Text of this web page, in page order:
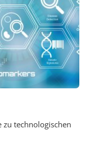
technologischen